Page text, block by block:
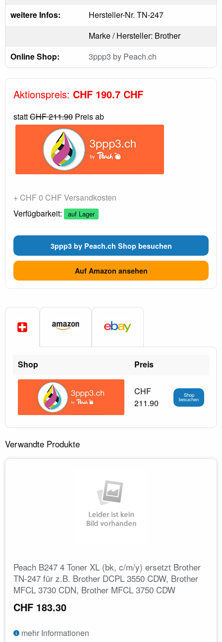
weitere Infos:
Hersteller-Nr. TN-247
Marke / Hersteller: Brother
Online Shop:
3ppp3 by Peach.ch
Aktionspreis: CHF 190.7 CHF
stattCHF 211.90 Preis ab
+ CHF 0 CHF Versandkosten
Verfügbarkeit:
auf Lager
3ppp3 by Peach.ch Shop besuchen
Auf Amazon ansehen
Shop Preis
CHF
211.90
Shop
besuchen
Verwandte Produkte
Peach B247 4 Toner XL (bk, c/m/y) ersetzt Brother
TN-247 für z.B. Brother DCPL 3550 CDW, Brother
MFCL 3730 CDN, Brother MFCL 3750 CDW
CHF 183.30
mehr Informationen